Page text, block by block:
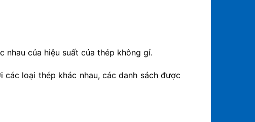
nhau của hiệu suất của thép không gỉ.
loại thép khác nhau, các danh sách được